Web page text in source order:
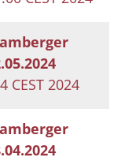
CEST 2024